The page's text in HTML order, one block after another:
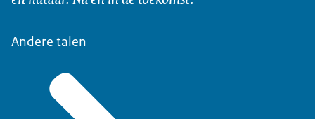
Andere talen